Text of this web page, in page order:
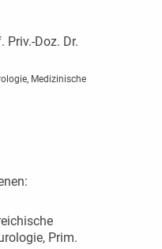
Priv.-Doz. Dr.
Medizinische
Prim.